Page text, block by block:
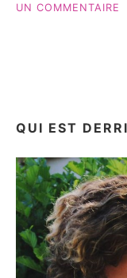
UN COMMENTAIRE
QUI EST